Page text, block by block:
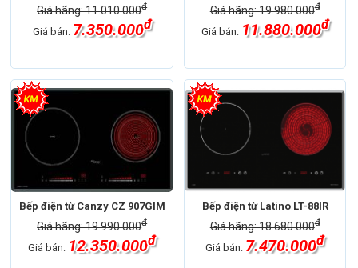
Giá hãng: 11.010.000đ
Giá bán: 7.350.000đ
Giá hãng: 19.980.000đ
Giá bán: 11.880.000đ
Bếp điện từ Canzy CZ 907GIM
Giá hãng: 19.990.000đ
Giá bán: 12.350.000đ
Bếp điện từ Latino LT-88IR
Giá hãng: 18.680.000đ
Giá bán: 7.470.000đ